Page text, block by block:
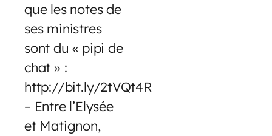
que les notes de
ses ministres
sont du « pipi de
chat » :
http://bit.ly/2tVQt4R
– Entre l’Elysée
et Matignon,